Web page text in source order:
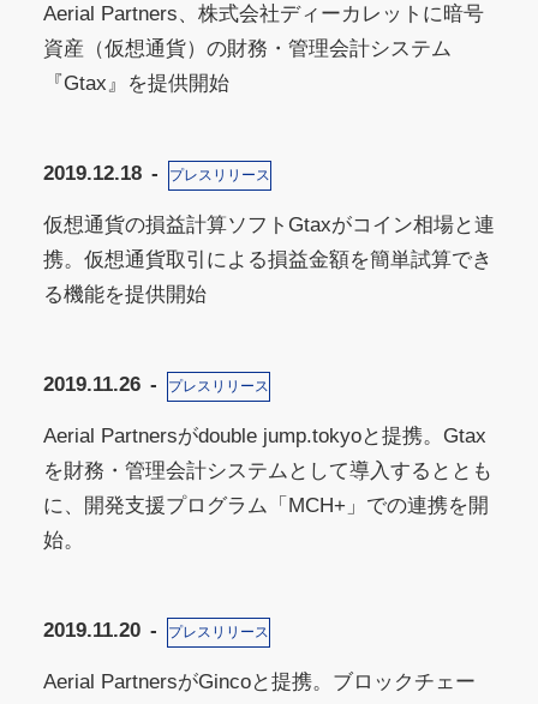
Aerial Partners、株式会社ディーカレットに暗号
資産（仮想通貨）の財務・管理会計システム
『Gtax』を提供開始
2019.12.18 プレスリリース
仮想通貨の損益計算ソフトGtaxがコイン相場と連
携。仮想通貨取引による損益金額を簡単試算でき
る機能を提供開始
2019.11.26 プレスリリース
Aerial Partnersがdouble jump.tokyoと提携。Gtax
を財務・管理会計システムとして導入するととも
に、開発支援プログラム「MCH+」での連携を開
始。
2019.11.20 プレスリリース
Aerial PartnersがGincoと提携。ブロックチェー